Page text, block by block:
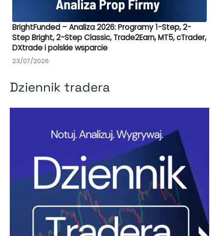
BrightFunded – Analiza 2026: Programy 1-Step, 2-
Step Bright, 2-Step Classic, Trade2Earn, MT5, cTrader,
DXtrade i polskie wsparcie
23/07/2026
Dziennik tradera